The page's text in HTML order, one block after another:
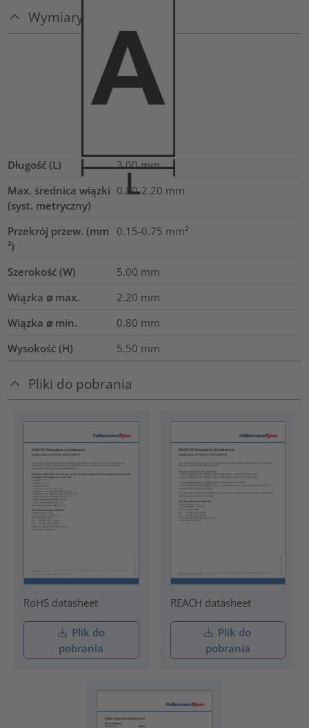
Wymiary
Długość (L) 3.00 mm
Max. średnica wiązki
(syst. metryczny)
0.80-2.20 mm
Przekrój przew. (mm
²)
0.15-0.75 mm²
Szerokość (W) 5.00 mm
Wiązka ⌀ max.
2.20 mm
Wiązka ⌀ min.
0.80 mm
Wysokość (H)
5.50 mm
Pliki do pobrania
RoHS datasheet
Plik do
pobrania
REACH datasheet
Plik do
pobrania